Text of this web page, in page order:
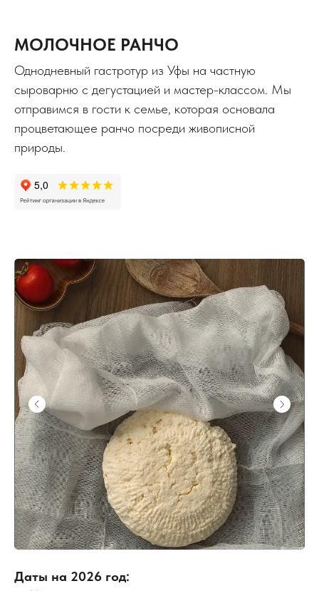
МОЛОЧНОЕ РАНЧО
Однодневный гастротур из Уфы на частную
сыроварню с дегустацией и мастер-классом. Мы
отправимся в гости к семье, которая основала
процветающее ранчо посреди живописной
природы.
Даты на 2026 год: